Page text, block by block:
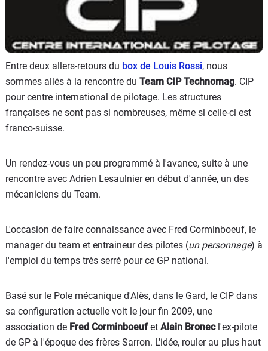
Entre deux allers-retours du box de Louis Rossi, nous
sommes allés à la rencontre du Team CIP Technomag. CIP
pour centre international de pilotage. Les structures
françaises ne sont pas si nombreuses, même si celle-ci est
franco-suisse.
Un rendez-vous un peu programmé à l'avance, suite à une
rencontre avec Adrien Lesaulnier en début d'année, un des
mécaniciens du Team.
L'occasion de faire connaissance avec Fred Corminboeuf, le
manager du team et entraineur des pilotes (un personnage) à
l'emploi du temps très serré pour ce GP national.
Basé sur le Pole mécanique d'Alès, dans le Gard, le CIP dans
sa configuration actuelle voit le jour fin 2009, une
association de Fred Corminboeufet Alain Bronecl'ex-pilote
de GP à l'époque des frères Sarron. L'idée, rouler au plus haut